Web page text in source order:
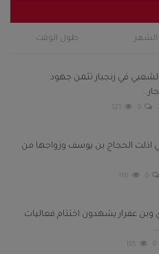
طول الوقت
زنجبار تثمن جهود
121
الحجاج بن يوسف وزواجها من
116
يشهدون اختتام فعاليات